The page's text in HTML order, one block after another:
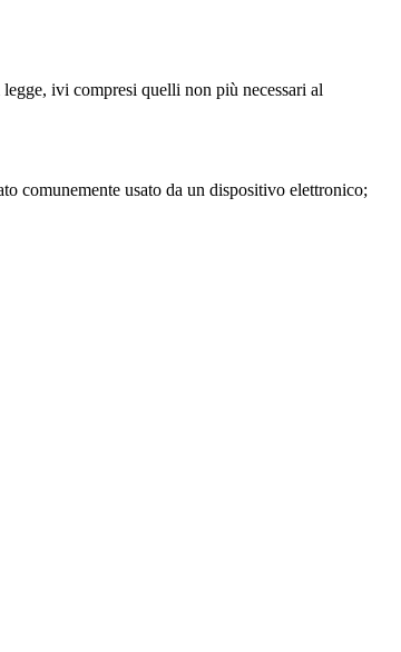
ivi compresi quelli non più necessari al
comunemente usato da un dispositivo elettronico;